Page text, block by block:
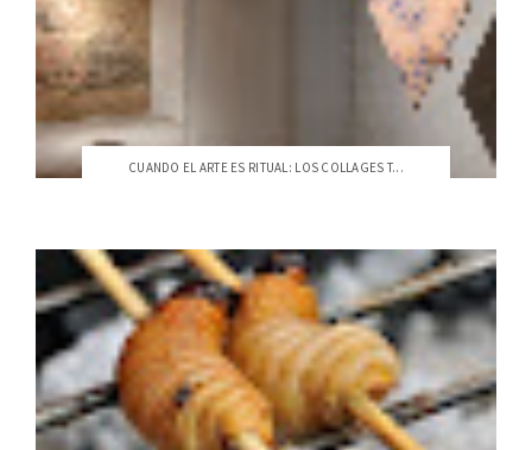
CUANDO EL ARTE ES RITUAL: LOS COLLAGES T...